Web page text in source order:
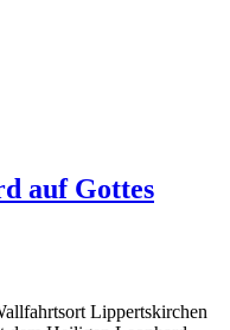
auf Gottes
Lippertskirchen